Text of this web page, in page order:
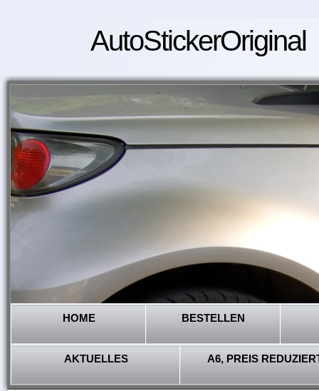
AutoStickerOriginal
HOME BESTELLEN
AKTUELLES A6, PREIS